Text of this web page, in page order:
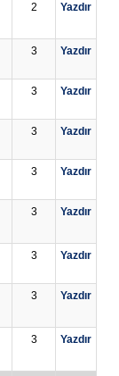
2 Yazdır
3 Yazdır
3 Yazdır
3 Yazdır
3 Yazdır
3 Yazdır
3 Yazdır
3 Yazdır
3 Yazdır